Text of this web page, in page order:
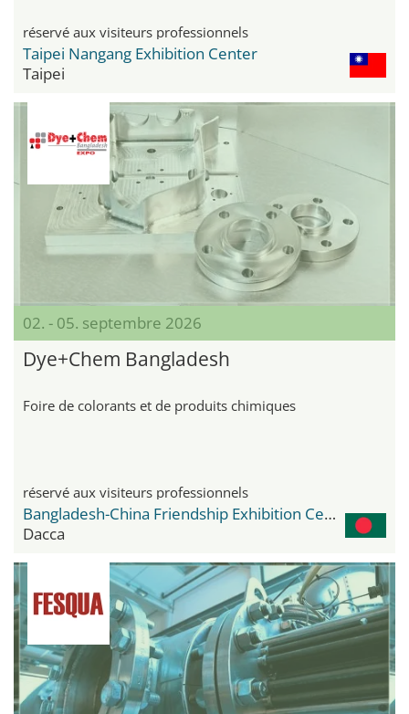
réservé aux visiteurs professionnels
Taipei Nangang Exhibition Center
Taipei
02. - 05. septembre 2026
Dye+Chem Bangladesh
Foire de colorants et de produits chimiques
réservé aux visiteurs professionnels
Bangladesh-China Friendship Exhibition Center
Dacca